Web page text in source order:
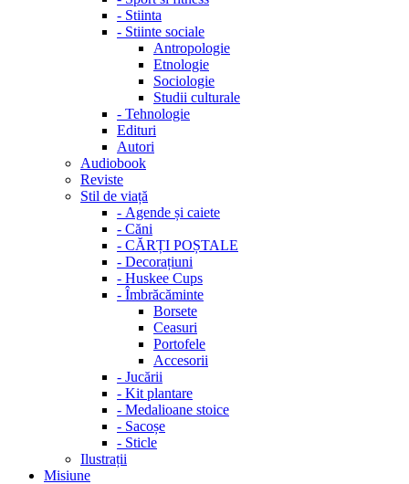
- Stiinta
- Stiinte sociale
Antropologie
Etnologie
Sociologie
Studii culturale
- Tehnologie
Edituri
Autori
Audiobook
Reviste
Stil de viață
- Agende și caiete
- Căni
- CĂRȚI POȘTALE
- Decorațiuni
- Huskee Cups
- Îmbrăcăminte
Borsete
Ceasuri
Portofele
Accesorii
- Jucării
- Kit plantare
- Medalioane stoice
- Sacoșe
- Sticle
Ilustrații
Misiune